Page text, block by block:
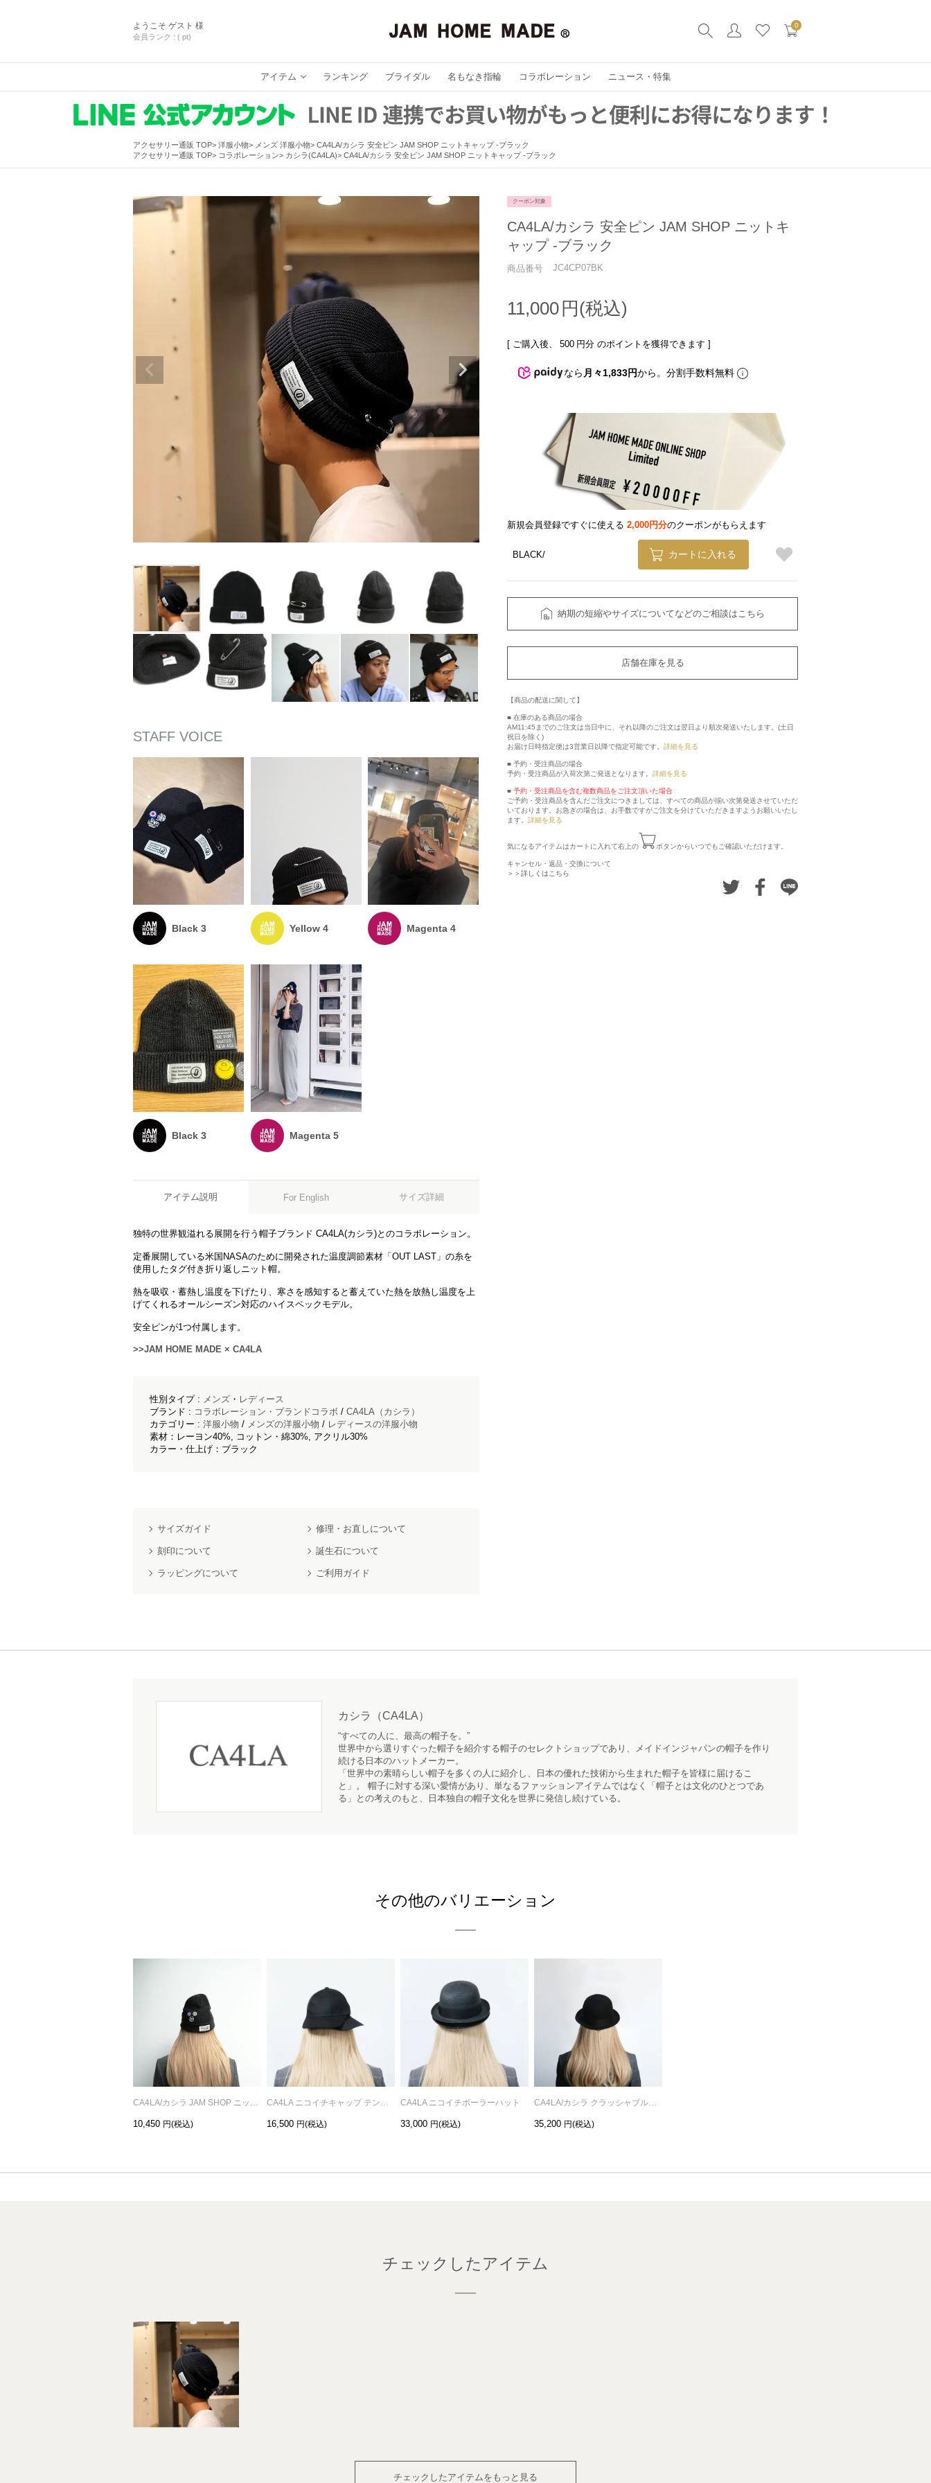
ようこそ ゲスト 様
会員ランク : ( pt)
0
アイテム ランキング ブライダル 名もなき指輪 コラボレーション ニュース・特集
アクセサリー通販 TOP 洋服小物 メンズ 洋服小物
CA4LA/カシラ 安全ピン JAM SHOP ニットキャップ -ブラック
アクセサリー通販 TOP
コラボレーション カシラ(CA4LA) CA4LA/カシラ 安全ピン JAM SHOP ニットキャップ -ブラック
Black 3 Yellow 4 Magenta 4
Black 3 Magenta 5
アイテム説明 For English サイズ詳細
独特の世界観溢れる展開を行う帽子ブランド CA4LA(カシラ)とのコラボレーション。
定番展開している米国NASAのために開発された温度調節素材「OUT LAST」の糸を
使用したタグ付き折り返しニット帽。
熱を吸収・蓄熱し温度を下げたり、寒さを感知すると蓄えていた熱を放熱し温度を上
げてくれるオールシーズン対応のハイスペックモデル。
安全ピンが1つ付属します。
>>JAM HOME MADE × CA4LA
性別タイプ : メンズ ・ レディース
ブランド : コラボレーション・ブランドコラボ / CA4LA（カシラ）
カテゴリー : 洋服小物 / メンズの洋服小物 / レディースの洋服小物
素材：レーヨン40%, コットン・綿30%, アクリル30%
カラー・仕上げ：ブラック
サイズガイド 修理・お直しについて
刻印について 誕生石について
ラッピングについて ご利用ガイド
クーポン対象
CA4LA/カシラ 安全ピン JAM SHOP ニットキ
ャップ -ブラック
商品番号 JC4CP07BK
11,000
[ ご購入後、 500 円分 のポイントを獲得できます ]
なら 月々1,833円から。分割手数料無料
新規会員登録ですぐに使える 2,000円分のクーポンがもらえます
BLACK カートに入れる
納期の短縮やサイズについてなどのご相談はこちら
店舗在庫を見る
【商品の配送に関して】
■ 在庫のある商品の場合
AM11:45までのご注文は当日中に、それ以降のご注文は翌日より順次発送いたします。(土日
祝日を除く)
お届け日時指定便は3営業日以降で指定可能です。 詳細を見る
■ 予約・受注商品の場合
予約・受注商品が入荷次第ご発送となります。 詳細を見る
■ 予約・受注商品を含む複数商品をご注文頂いた場合
ご予約・受注商品を含んだご注文につきましては、すべての商品が揃い次第発送させていただ
いております。お急ぎの場合は、お手数ですがご注文を分けていただきますようお願いいたし
ます。 詳細を見る
気になるアイテムはカートに入れて右上の ボタンからいつでもご確認いただけます。
キャンセル・返品・交換について
＞＞詳しくはこちら
カシラ（CA4LA）
“すべての人に、最高の帽子を。”
世界中から選りすぐった帽子を紹介する帽子のセレクトショップであり、メイドインジャパンの帽子を作り
続ける日本のハットメーカー。
「世界中の素晴らしい帽子を多くの人に紹介し、日本の優れた技術から生まれた帽子を皆様に届けるこ
と」。 帽子に対する深い愛情があり、単なるファッションアイテムではなく「帽子とは文化のひとつであ
る」との考えのもと、日本独自の帽子文化を世界に発信し続けている。
その他のバリエーション
CA4LA/カシラ JAM SHOP ニットキャップ - ブラック - バッチver.
10,450
CA4LA ニコイチキャップ テンデンシー
16,500
CA4LA ニコイチボーラーハット
33,000
CA4LA/カシラ クラッシャブルアイレットボーラーハット
35,200
チェックしたアイテム
チェックしたアイテムをもっと見る